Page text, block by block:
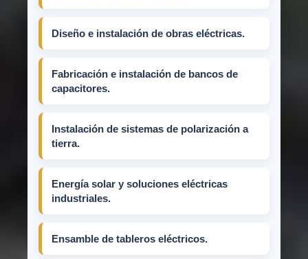
Diseño e instalación de obras eléctricas.
Fabricación e instalación de bancos de
capacitores.
Instalación de sistemas de polarización a
tierra.
Energía solar y soluciones eléctricas
industriales.
Ensamble de tableros eléctricos.